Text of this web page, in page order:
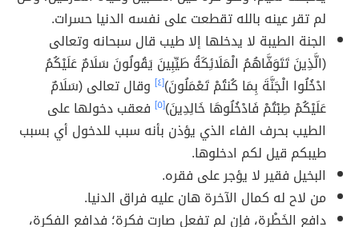
لم تقر عينه بالله تقطعت على نفسه الدنيا حسرات.
الجنة الطيبة لا يدخلها إلا طيب قال سبحانه وتعالى
(الَّذِينَ تَتَوَفَّاهُمُ الْمَلَائِكَةُ طَيِّبِينَ يَقُولُونَ سَلَامٌ عَلَيْكُمُ
ادْخُلُوا الْجَنَّةَ بِمَا كُنتُمْ تَعْمَلُونَ)[٤] وقال تعالى (سَلَامٌ
عَلَيْكُمْ طِبْتُمْ فَادْخُلُوهَا خَالِدِينَ)[٥] فعقب دخولها على
الطيب بحرف الفاء الذي يؤذن بأنه سبب للدخول أي بسبب
طيبكم قيل لكم ادخلوها.
البخيل فقير لا يؤجر على فقره.
من لاح له كمال الآخرة هان عليه فراق الدنيا.
دافع الخَطْرة، فإن لم تفعل صارت فكرة؛ فدافع الفكرة،